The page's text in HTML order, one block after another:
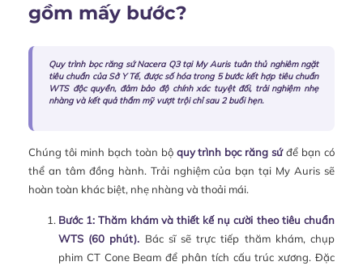
gồm mấy bước?
Quy trình bọc răng sứ Nacera Q3 tại My Auris tuân thủ nghiêm ngặt
tiêu chuẩn của Sở Y Tế, được số hóa trong 5 bước kết hợp tiêu chuẩn
WTS độc quyền, đảm bảo độ chính xác tuyệt đối, trải nghiệm nhẹ
nhàng và kết quả thẩm mỹ vượt trội chỉ sau 2 buổi hẹn.
Chúng tôi minh bạch toàn bộ quy trình bọc răng sứđể bạn có
thể an tâm đồng hành. Trải nghiệm của bạn tại My Auris sẽ
hoàn toàn khác biệt, nhẹ nhàng và thoải mái.
Bước 1: Thăm khám và thiết kế nụ cười theo tiêu chuẩn
WTS (60 phút). Bác sĩ sẽ trực tiếp thăm khám, chụp
phim CT Cone Beam để phân tích cấu trúc xương. Đặc